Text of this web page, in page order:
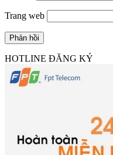
Trang web
HOTLINE ĐĂNG KÝ